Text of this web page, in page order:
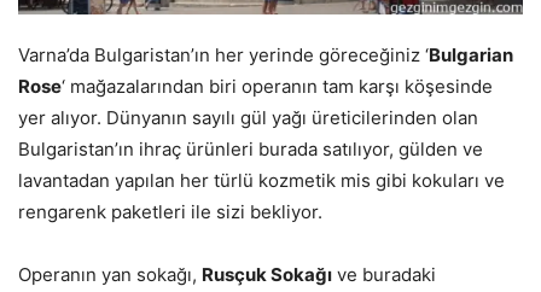
Varna’da Bulgaristan’ın her yerinde göreceğiniz ‘Bulgarian
Rose‘ mağazalarından biri operanın tam karşı köşesinde
yer alıyor. Dünyanın sayılı gül yağı üreticilerinden olan
Bulgaristan’ın ihraç ürünleri burada satılıyor, gülden ve
lavantadan yapılan her türlü kozmetik mis gibi kokuları ve
rengarenk paketleri ile sizi bekliyor.
Operanın yan sokağı, Rusçuk Sokağı ve buradaki